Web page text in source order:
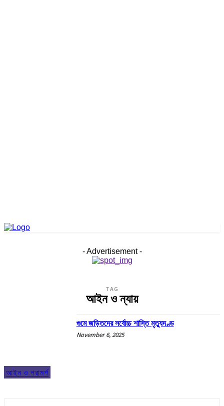
- Advertisement -
TAG
আইন ও ন্যায়
আইন ও পরামর্শ
গুমে জড়িতদের সর্বোচ্চ শাস্তি মৃত্যুদণ্ড
November 6, 2025